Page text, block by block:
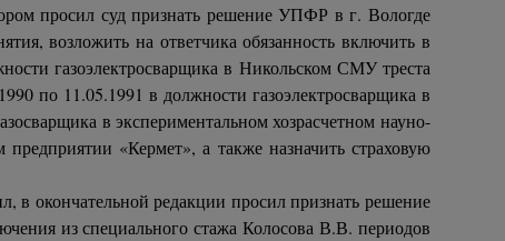
просил суд признать решение УПФР в г. Вологде
возложить на ответчика обязанность включить в
газоэлектросварщика в Никольском СМУ треста
по 11.05.1991 в должности газоэлектросварщика в
в экспериментальном хозрасчетном науно-
«Кермет», а также назначить страховую
в окончательной редакции просил признать решение
из специального стажа Колосова В.В. периодов